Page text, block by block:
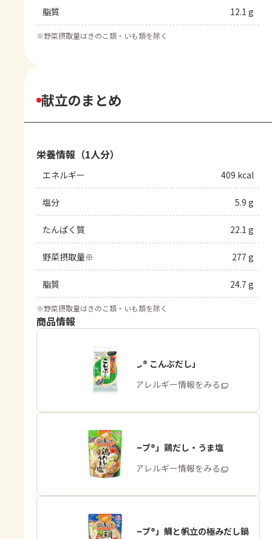
脂質 12.1 g
※野菜摂取量はきのこ類・いも類を除く
献立のまとめ
栄養情報（1人分）
エネルギー 409 kcal
塩分 5.9 g
たんぱく質 22.1 g
野菜摂取量※ 277 g
脂質 24.7 g
※野菜摂取量はきのこ類・いも類を除く
商品情報
「ほんだし® こんぶだし」
商品・アレルギー情報をみる
「鍋キューブ®」鶏だし・うま塩
商品・アレルギー情報をみる
「鍋キューブ®」鯛と帆立の極みだし鍋